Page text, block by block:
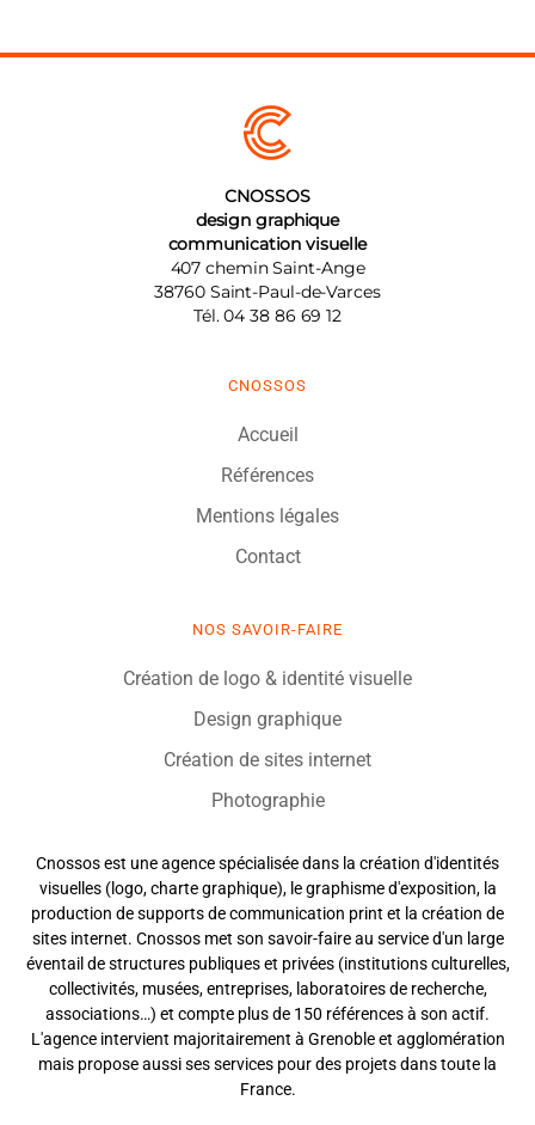
CNOSSOS
design graphique
communication visuelle
407 chemin Saint-Ange
38760 Saint-Paul-de-Varces
Tél.04 38 86 69 12
CNOSSOS
Accueil
Références
Mentions légales
Contact
NOS SAVOIR-FAIRE
Création de logo & identité visuelle
Design graphique
Création de sites internet
Photographie
Cnossos est une agence spécialisée dans la création d'identités
visuelles (logo, charte graphique), le graphisme d'exposition, la
production de supports de communication print et la création de
sites internet. Cnossos met son savoir-faire au service d'un large
éventail de structures publiques et privées (institutions culturelles,
collectivités, musées, entreprises, laboratoires de recherche,
associations…) et compte plus de 150 références à son actif.
L'agence intervient majoritairement à Grenoble et agglomération
mais propose aussi ses services pour des projets dans toute la
France.